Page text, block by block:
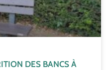
DES BANCS À